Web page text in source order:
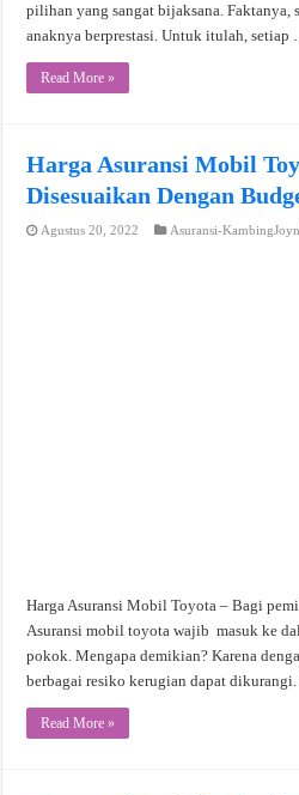
pilihan yang sangat bijaksana.
anaknya berprestasi. Untuk itulah, setiap
Read More »
Harga Asuransi Mobil
Disesuaikan Dengan
Agustus 20, 2022 Asuransi-
Harga Asuransi Mobil Toyota – Bagi
Asuransi mobil toyota wajib masuk ke
pokok. Mengapa demikian? Karena
berbagai resiko kerugian dapat
Read More »